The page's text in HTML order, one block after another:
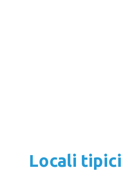
Locali tipici